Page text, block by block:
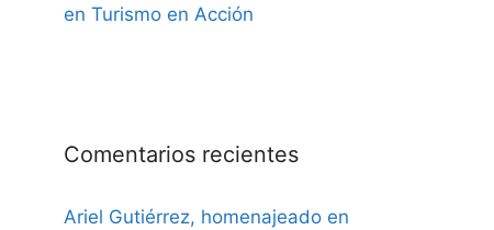
en Turismo en Acción
Comentarios recientes
Ariel Gutiérrez, homenajeado en